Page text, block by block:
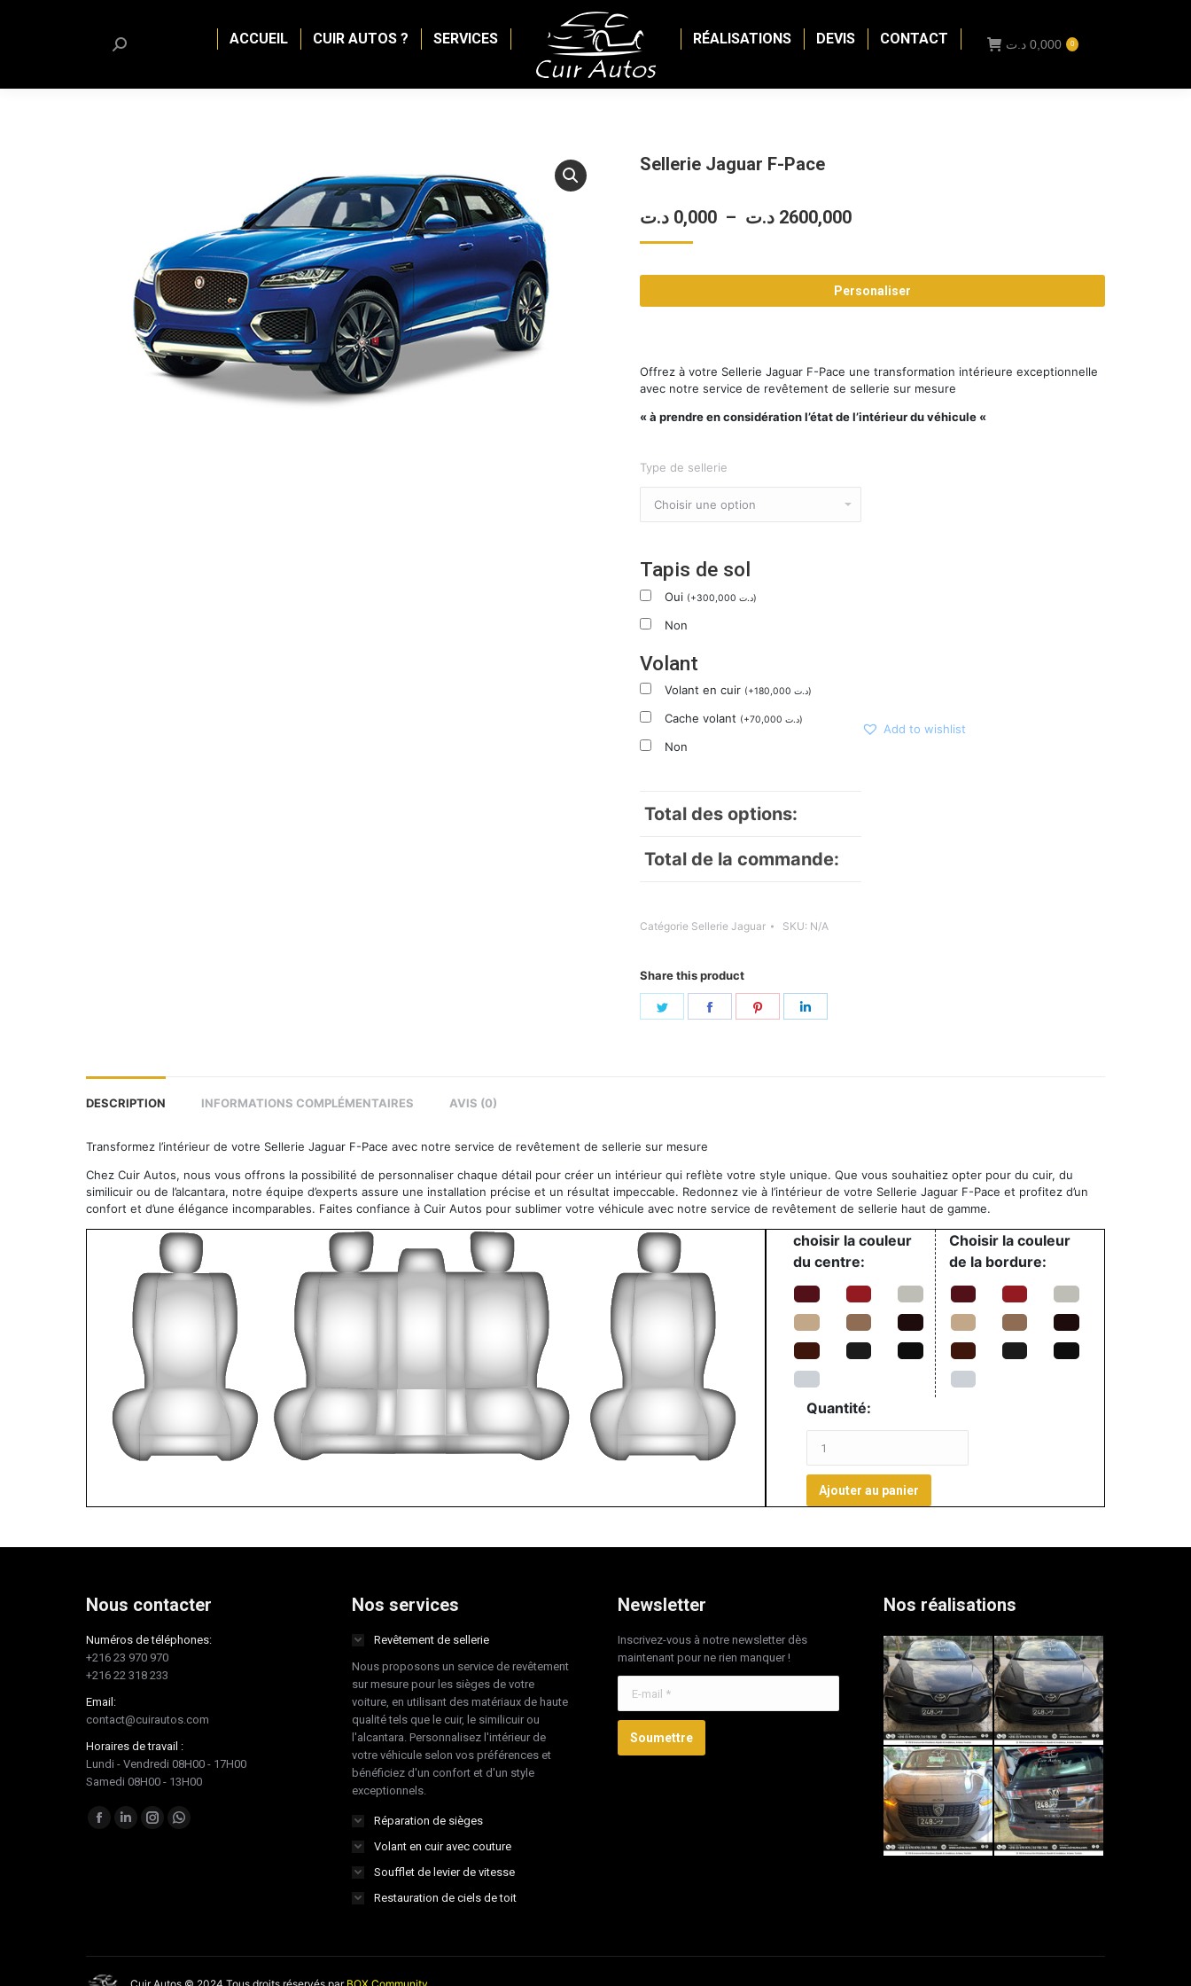
ACCUEIL CUIR AUTOS ? SERVICES
Search: RÉALISATIONS DEVIS CONTACT 0,000 د.ت 0
Sellerie Jaguar F-Pace
0,000 د.ت – 2600,000 د.ت
Plage
prix :
0,000 د.ت
Personaliser
Offrez à votre Sellerie Jaguar F-Pace une transformation intérieure exceptionnelle
avec notre service de revêtement de sellerie sur mesure
« à prendre en considération l’état de l’intérieur du véhicule «
Type de sellerie
Tapis de sol
Oui (+300,000 د.ت)
Non
Volant
Volant en cuir (+180,000 د.ت)
Cache volant (+70,000 د.ت)
Non
Total des options:
Total de la commande:
Add to wishlist
Catégorie Sellerie Jaguar SKU: N/A
Share this product
Share
Share
DESCRIPTION INFORMATIONS COMPLÉMENTAIRES AVIS (0)
Transformez l’intérieur de votre Sellerie Jaguar F-Pace avec notre service de revêtement de sellerie sur mesure
Chez Cuir Autos, nous vous offrons la possibilité de personnaliser chaque détail pour créer un intérieur qui reflète votre style unique. Que vous souhaitiez opter pour du cuir, du
similicuir ou de l’alcantara, notre équipe d’experts assure une installation précise et un résultat impeccable. Redonnez vie à l’intérieur de votre Sellerie Jaguar F-Pace et profitez d’un
confort et d’une élégance incomparables. Faites confiance à Cuir Autos pour sublimer votre véhicule avec notre service de revêtement de sellerie haut de gamme.
choisir la couleur
du centre:
Choisir la couleur
de la bordure:
Quantité:
Ajouter au panier
Nous contacter
Numéros de téléphones:
+216 23 970 970
+216 22 318 233
Email:
contact@cuirautos.com
Horaires de travail :
Lundi - Vendredi 08H00 - 17H00
Samedi 08H00 - 13H00
Trouvez nous sur :
Facebook
LinkedInInstagramWhatsapp
Nos services
Revêtement de sellerie
Nous proposons un service de revêtement
sur mesure pour les sièges de votre
voiture, en utilisant des matériaux de haute
qualité tels que le cuir, le similicuir ou
l'alcantara. Personnalisez l'intérieur de
votre véhicule selon vos préférences et
bénéficiez d'un confort et d'un style
exceptionnels.
Réparation de sièges
Volant en cuir avec couture
Soufflet de levier de vitesse
Restauration de ciels de toit
Newsletter
Inscrivez-vous à notre newsletter dès
maintenant pour ne rien manquer !
Soumettre
Nos réalisations